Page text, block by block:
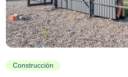
Construcción